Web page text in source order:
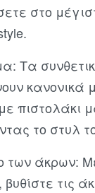
στο
Τα
κανονικά
πιστολάκι
το στυλ
των άκρων:
τις